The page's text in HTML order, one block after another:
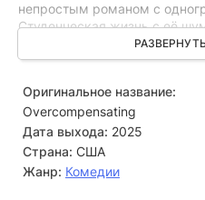
непростым романом с
Студенческая жизнь с её
алкоголем и бесконечными
чужой — он неуверенно
сталкивает его с Кармен —
переживает ровно те же
разобраться, кто они на
других, но и для себя.
Оригинальное название:
Overcompensating
Дата выхода: 2025
Страна: США
Жанр: Комедии